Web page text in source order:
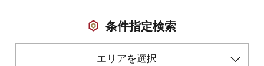
条件指定検索
エリアを選択